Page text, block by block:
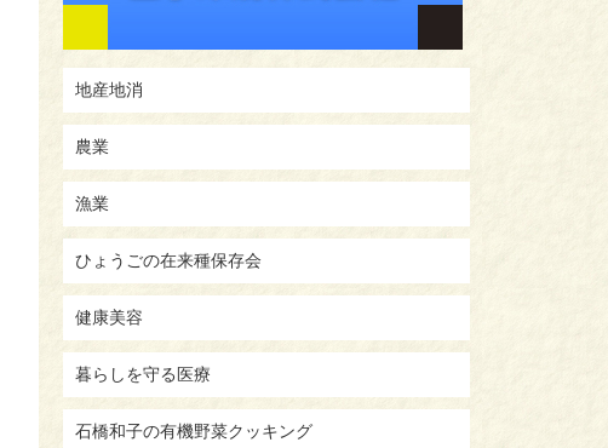
地産地消
農業
漁業
ひょうごの在来種保存会
健康美容
暮らしを守る医療
石橋和子の有機野菜クッキング